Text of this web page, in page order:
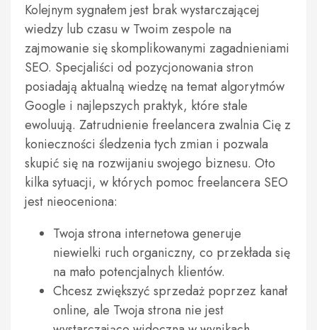
Kolejnym sygnałem jest brak wystarczającej
wiedzy lub czasu w Twoim zespole na
zajmowanie się skomplikowanymi zagadnieniami
SEO. Specjaliści od pozycjonowania stron
posiadają aktualną wiedzę na temat algorytmów
Google i najlepszych praktyk, które stale
ewoluują. Zatrudnienie freelancera zwalnia Cię z
konieczności śledzenia tych zmian i pozwala
skupić się na rozwijaniu swojego biznesu. Oto
kilka sytuacji, w których pomoc freelancera SEO
jest nieoceniona:
Twoja strona internetowa generuje
niewielki ruch organiczny, co przekłada się
na mało potencjalnych klientów.
Chcesz zwiększyć sprzedaż poprzez kanał
online, ale Twoja strona nie jest